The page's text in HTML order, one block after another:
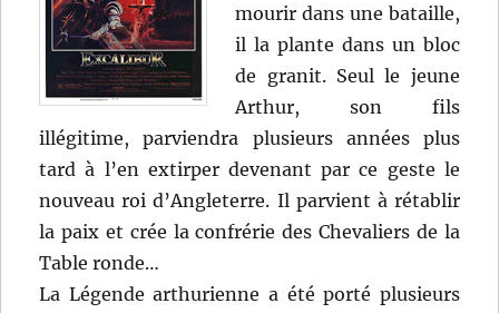
mourir dans une bataille,
il la plante dans un bloc
de granit. Seul le jeune
Arthur, son fils
illégitime, parviendra plusieurs années plus
tard à l’en extirper devenant par ce geste le
nouveau roi d’Angleterre. Il parvient à rétablir
la paix et crée la confrérie des Chevaliers de la
Table ronde…
La Légende arthurienne a été porté plusieurs